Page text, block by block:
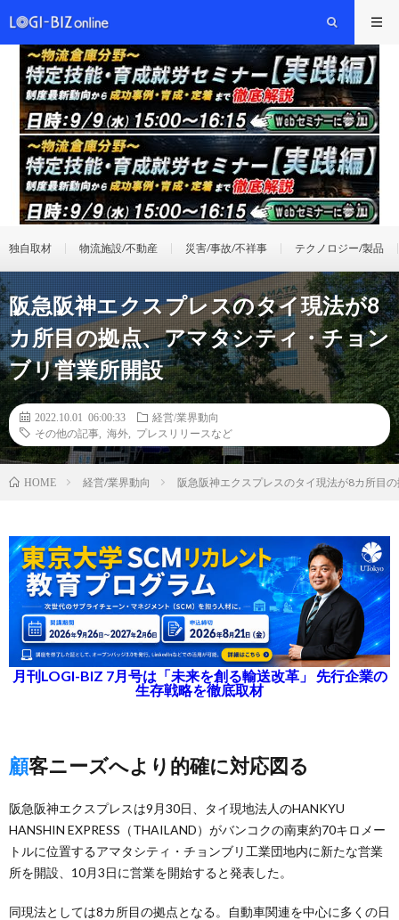
独自取材 物流施設/不動産 災害/事故/不祥事 テクノロジー/製品
阪急阪神エクスプレスのタイ現法が8
カ所目の拠点、アマタシティ・チョン
ブリ営業所開設
2022.10.01 06:00:33
経営/業界動向
その他の記事
海外 プレスリリースなど
HOME 経営/業界動向 阪急阪神エクスプレスのタイ現法が8カ所目
月刊LOGI-BIZ 7月号は「未来を創る輸送改革」 先行企業の
生存戦略を徹底取材
顧客ニーズへより的確に対応図る
阪急阪神エクスプレスは9月30日、タイ現地法人のHANKYU
HANSHIN EXPRESS（THAILAND）がバンコクの南東約70キロメー
トルに位置するアマタシティ・チョンブリ工業団地内に新たな営業
所を開設、10月3日に営業を開始すると発表した。
同現法としては8カ所目の拠点となる。自動車関連を中心に多くの日